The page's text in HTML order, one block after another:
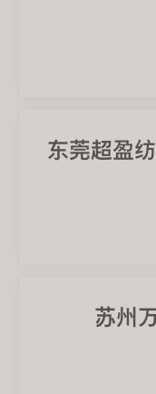
东莞超盈
苏州